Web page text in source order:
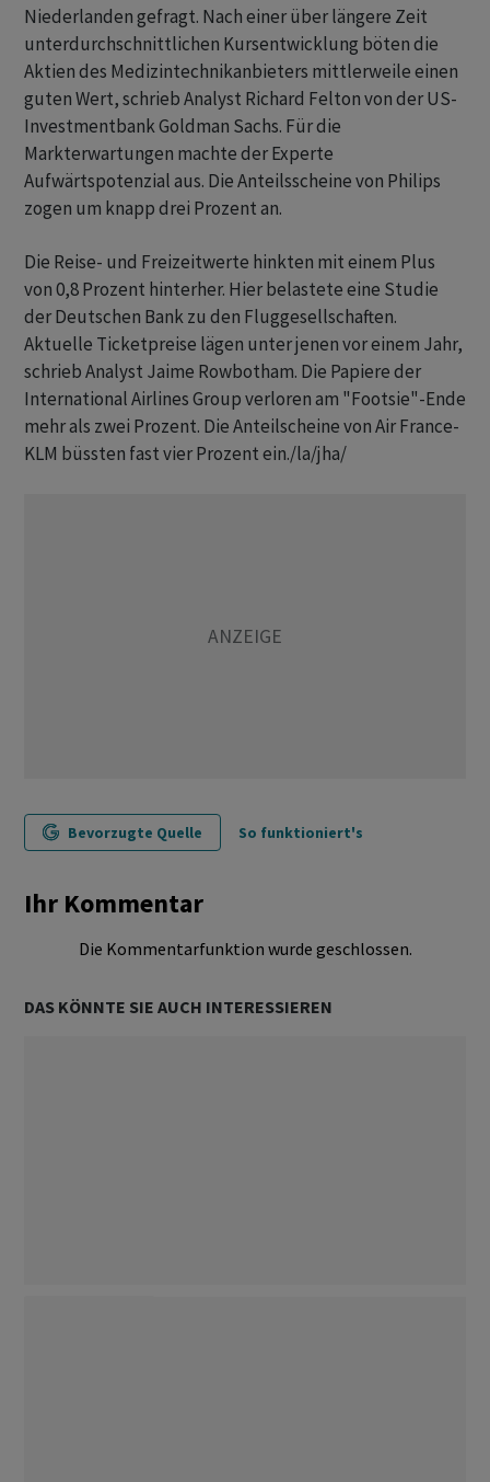
Niederlanden gefragt. Nach einer über längere Zeit
unterdurchschnittlichen Kursentwicklung böten die
Aktien des Medizintechnikanbieters mittlerweile einen
guten Wert, schrieb Analyst Richard Felton von der US-
Investmentbank Goldman Sachs. Für die
Markterwartungen machte der Experte
Aufwärtspotenzial aus. Die Anteilsscheine von Philips
zogen um knapp drei Prozent an.
Die Reise- und Freizeitwerte hinkten mit einem Plus
von 0,8 Prozent hinterher. Hier belastete eine Studie
der Deutschen Bank zu den Fluggesellschaften.
Aktuelle Ticketpreise lägen unter jenen vor einem Jahr,
schrieb Analyst Jaime Rowbotham. Die Papiere der
International Airlines Group verloren am "Footsie"-Ende
mehr als zwei Prozent. Die Anteilscheine von Air France-
KLM büssten fast vier Prozent ein./la/jha/
Bevorzugte Quelle So funktioniert's
Ihr Kommentar
Die Kommentarfunktion wurde geschlossen.
DAS KÖNNTE SIE AUCH INTERESSIEREN